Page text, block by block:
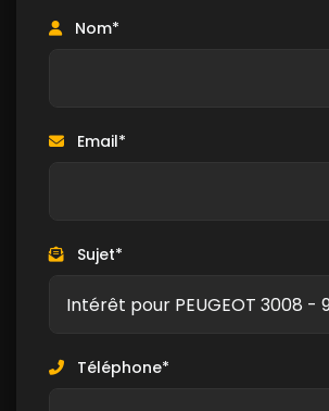
Nom*
Email*
Sujet*
Téléphone*